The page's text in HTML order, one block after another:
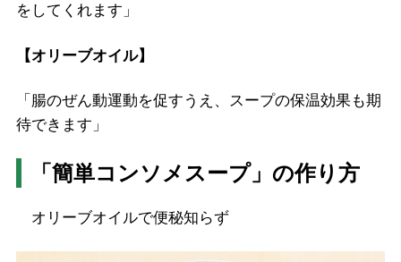
をしてくれます」
【オリーブオイル】
「腸のぜん動運動を促すうえ、スープの保温効果も期
待できます」
「簡単コンソメスープ」の作り方
オリーブオイルで便秘知らず